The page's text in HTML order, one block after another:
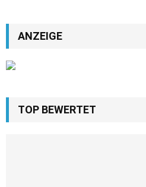
ANZEIGE
TOP BEWERTET